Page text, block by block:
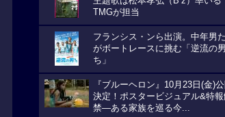
TMGが担当
フランシス・ンら出演。中年男
がボートレースに挑む「逆流の
ち」
『ブルーヘロン』10月23日(金)公
決定！ポスタービジュアル&特
禁―ある家族を巡る今...